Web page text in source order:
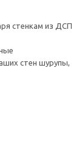
стенкам из ДСП
стен шурупы,